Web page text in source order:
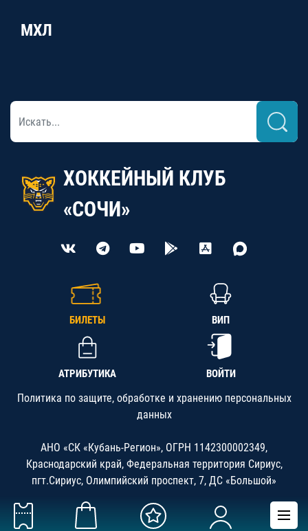
МХЛ
ХОККЕЙНЫЙ КЛУБ
«СОЧИ»
БИЛЕТЫ ВИП
АТРИБУТИКА ВОЙТИ
Политика по защите, обработке и хранению персональных
данных
АНО «СК «Кубань-Регион», ОГРН 1142300002349,
Краснодарский край, Федеральная территория Сириус,
пгт.Сириус, Олимпийский проспект, 7, ДС «Большой»